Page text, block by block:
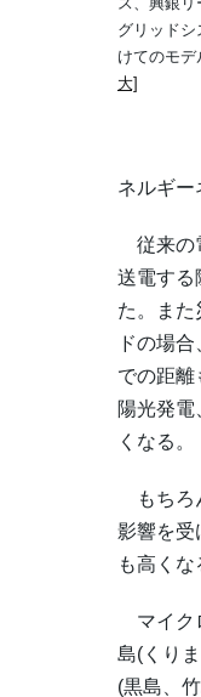
グリッドシ
けてのモデ
大]
ネルギー
従来の
送電する
た。また
ドの場
での距離
陽光発
くなる。
もちろ
影響を受
も高くな
マイク
島(くり
(黒島、